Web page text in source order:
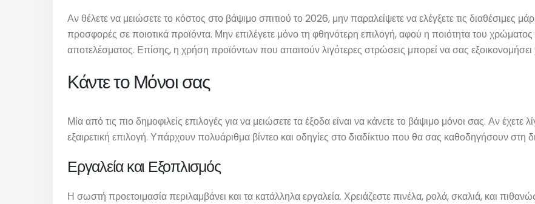
Αν θέλετε να μειώσετε το κόστος στο βάψιμο σπιτιού το 2026, μην παραλείψετε να ελέγξετε τις διαθέσιμες
προσφορές σε ποιοτικά προϊόντα. Μην επιλέγετε μόνο τη φθηνότερη επιλογή, αφού η ποιότητα του χρώματος
αποτελέσματος. Επίσης, η χρήση προϊόντων που απαιτούν λιγότερες στρώσεις μπορεί να σας εξοικονομήσει
Κάντε το Μόνοι σας
Μία από τις πιο δημοφιλείς επιλογές για να μειώσετε τα έξοδα είναι να κάνετε το βάψιμο μόνοι σας. Αν έχετε
εξαιρετική επιλογή. Υπάρχουν πολυάριθμα βίντεο και οδηγίες στο διαδίκτυο που θα σας καθοδηγήσουν στη
Εργαλεία και Εξοπλισμός
Η σωστή προετοιμασία περιλαμβάνει και τα κατάλληλα εργαλεία. Χρειάζεστε πινέλα, ρολά, σκαλιά, και πιθανώς